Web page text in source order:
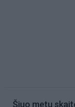
Šiuo metu